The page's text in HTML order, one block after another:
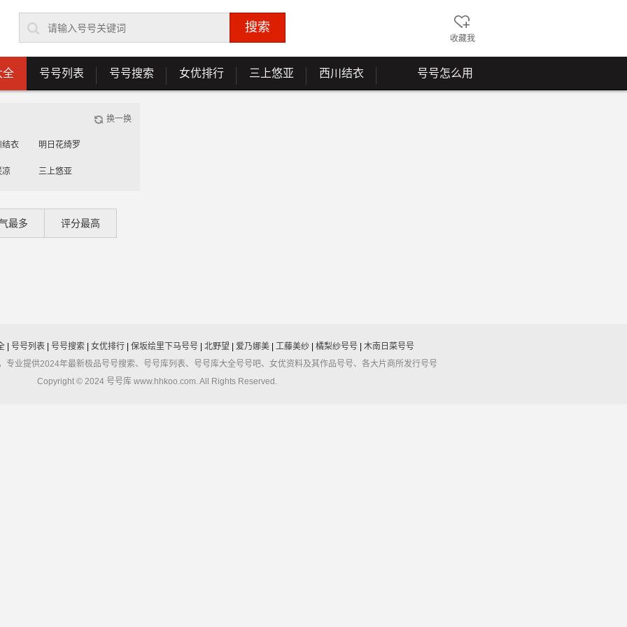
收藏我
全 号号列表 号号搜索 女优排行 三上悠亚 西川结衣 号号怎么用
换一换
结衣 明日花绮罗
凉 三上悠亚
最多 评分最高
| 号号列表| 号号搜索| 女优排行| 保坂绘里下马号号| 北野望 爱乃娜美| 工藤美纱| 橘梨纱号号| 木南日菜号号
专业提供2024年最新极品号号搜索、号号库列表、号号库大全号号吧、女优资料及其作品号号、各大片商所发行号号
Copyright © 2024 号号库 www.hhkoo.com. All Rights Reserved.